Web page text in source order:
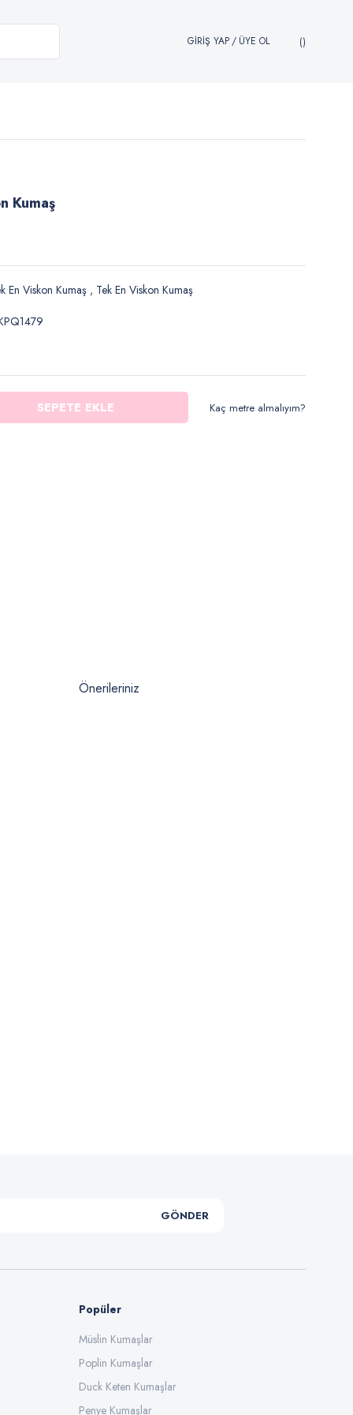
GİRİŞ YAP/ ÜYE OL
Kumaş
En Viskon Kumaş , Tek En Viskon Kumaş
SEPETE EKLE Kaç metre almalıyım?
Önerileriniz
GÖNDER
Popüler
Müslin Kumaşlar
Poplin Kumaşlar
Duck Keten Kumaşlar
Penye Kumaşlar